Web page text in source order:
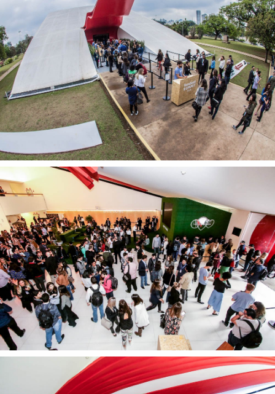
Sacolas
Cases
Produtos
Prontos para vestir
Carteiras
Tecnologia
Gráficos
Embalagem
Kits Especiais